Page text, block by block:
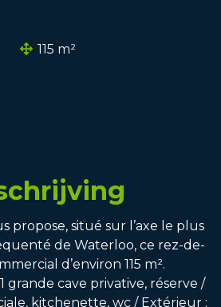
115 m²
propose, situé sur l’axe le plus
de Waterloo, ce rez-de-
d’environ 115 m².
grande cave privative, réserve /
kitchenette, wc / Extérieur :